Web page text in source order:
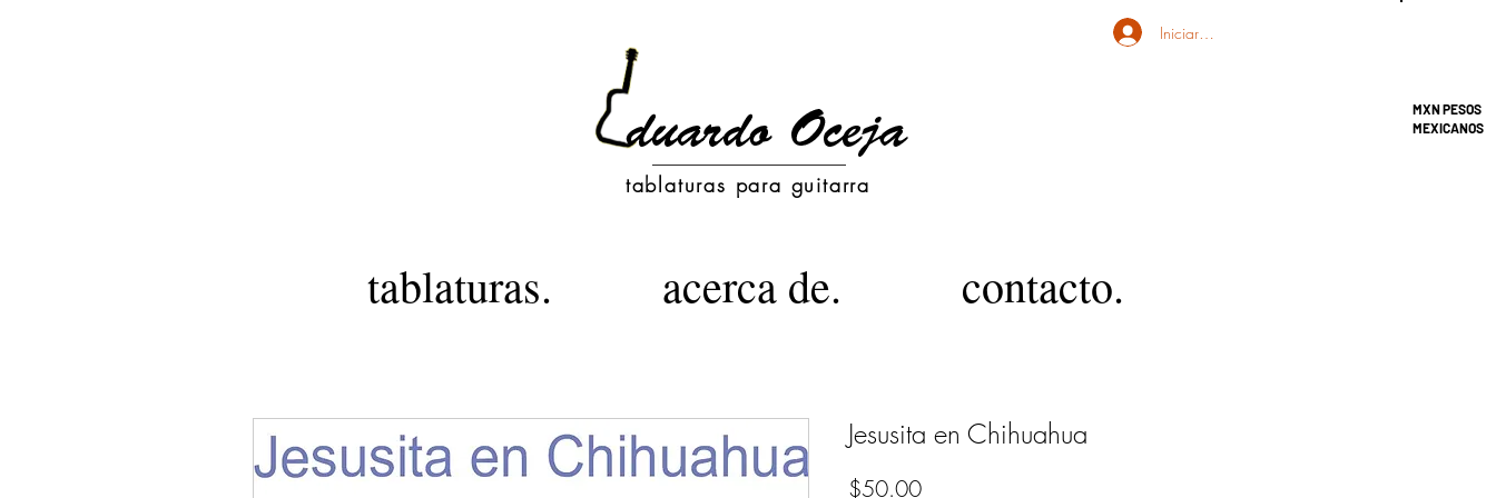
MXN PESOS
MEXICANOS
Iniciar sesión
tablaturas para guitarra
tablaturas. acerca de. contacto.
Jesusita en Chihuahua
$50.00Precio